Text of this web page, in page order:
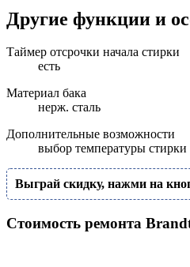
Другие функции и
Таймер отсрочки начала стирки
есть
Материал бака
нерж. сталь
Дополнительные возможности
выбор температуры стирки
Выграй скидку, нажми на
Стоимость ремонта